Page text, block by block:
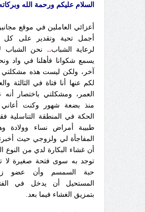
السلام عليكم ورحمة الله
أعزائي العاملين في موقع
أجمل تحية وتقدير على كل
لرعاية الشباب..
نحن الشباب
يسمع شكوانا فأهلنا في واد
آخر، ولكن ليست هذه مشكلتي
لكم عنها أنا فتاة في الثالثة
العمر، ومشكلتي باختصار أنه
منذ بضعة شهور وكنت
الحكة في المنطقة التناسلية
طبيبة أمراض نساء وولادة
المفاجأة لي ولزوجي حيث
أن غشاء البكارة لدي من النوع
توجد به سوى فتحة صغيرة لا
حبة السمسم وأن عضو
المستحيل أن يدخل في
بتمزيق الغشاء فيما بعد.